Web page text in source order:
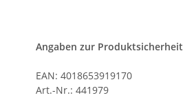
Angaben zur Produktsicherheit
EAN: 4018653919170
Art.-Nr.: 441979